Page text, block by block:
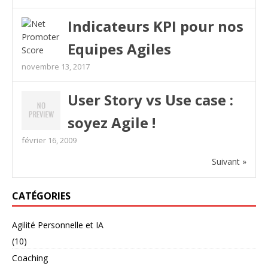
Indicateurs KPI pour nos
Equipes Agiles
novembre 13, 2017
User Story vs Use case :
soyez Agile !
février 16, 2009
Suivant »
CATÉGORIES
Agilité Personnelle et IA
(10)
Coaching